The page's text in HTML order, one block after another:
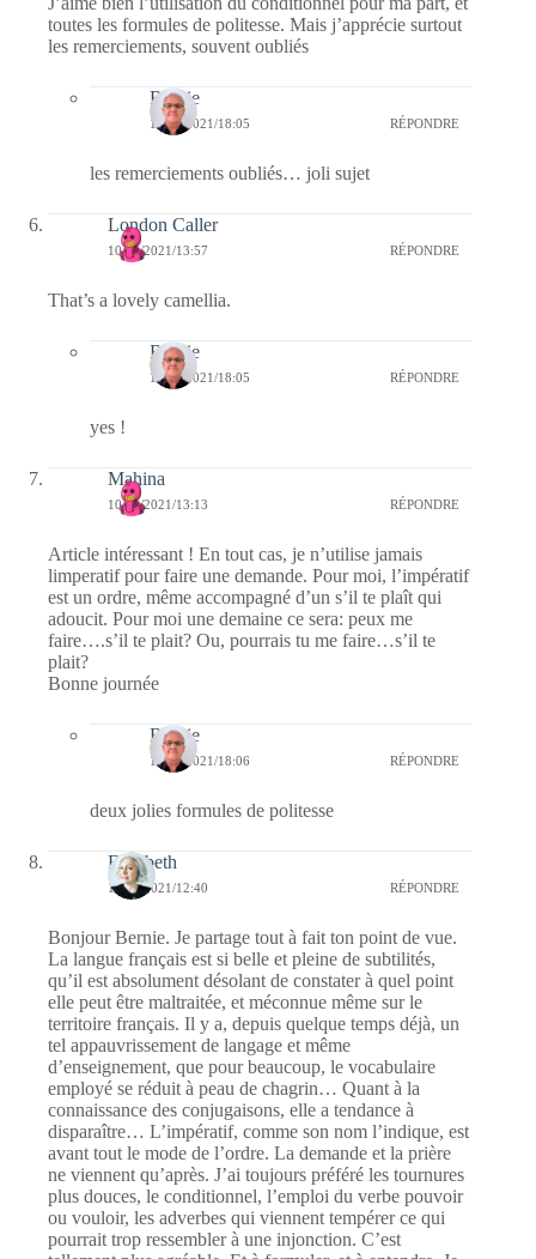
toutes les formules de politesse. Mais j’apprécie surtout
les remerciements, souvent oubliés
Bernie
10/05/2021/18:05 RÉPONDRE
les remerciements oubliés… joli sujet
London Caller
10/05/2021/13:57 RÉPONDRE
That’s a lovely camellia.
Bernie
10/05/2021/18:05 RÉPONDRE
yes !
Mahina
10/05/2021/13:13 RÉPONDRE
Article intéressant ! En tout cas, je n’utilise jamais
limperatif pour faire une demande. Pour moi, l’impératif
est un ordre, même accompagné d’un s’il te plaît qui
adoucit. Pour moi une demaine ce sera: peux me
faire….s’il te plait? Ou, pourrais tu me faire…s’il te
plait?
Bonne journée
Bernie
10/05/2021/18:06 RÉPONDRE
deux jolies formules de politesse
Elisabeth
10/05/2021/12:40 RÉPONDRE
Bonjour Bernie. Je partage tout à fait ton point de vue.
La langue français est si belle et pleine de subtilités,
qu’il est absolument désolant de constater à quel point
elle peut être maltraitée, et méconnue même sur le
territoire français. Il y a, depuis quelque temps déjà, un
tel appauvrissement de langage et même
d’enseignement, que pour beaucoup, le vocabulaire
employé se réduit à peau de chagrin… Quant à la
connaissance des conjugaisons, elle a tendance à
disparaître… L’impératif, comme son nom l’indique, est
avant tout le mode de l’ordre. La demande et la prière
ne viennent qu’après. J’ai toujours préféré les tournures
plus douces, le conditionnel, l’emploi du verbe pouvoir
ou vouloir, les adverbes qui viennent tempérer ce qui
pourrait trop ressembler à une injonction. C’est